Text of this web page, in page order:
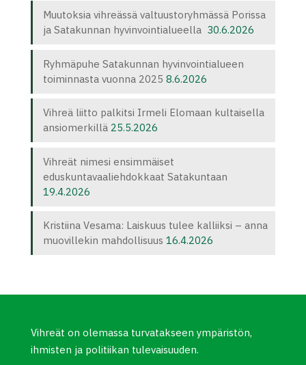
Muutoksia vihreässä valtuustoryhmässä Porissa
ja Satakunnan hyvinvointialueella 30.6.2026
Ryhmäpuhe Satakunnan hyvinvointialueen
toiminnasta vuonna 2025 8.6.2026
Vihreä liitto palkitsi Irmeli Elomaan kultaisella
ansiomerkillä 25.5.2026
Vihreät nimesi ensimmäiset
eduskuntavaaliehdokkaat Satakuntaan
19.4.2026
Kristiina Vesama: Laiskuus tulee kalliiksi – anna
muovillekin mahdollisuus 16.4.2026
Vihreät on olemassa turvatakseen ympäristön,
ihmisten ja politiikan tulevaisuuden.